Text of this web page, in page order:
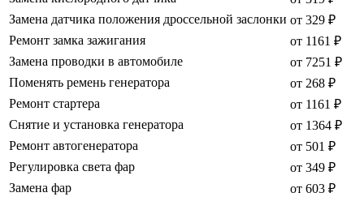
Замена датчика положения дроссельной заслонки от 329 ₽
Ремонт замка зажигания
от 1161 ₽
Замена проводки в автомобиле
от 7251 ₽
Поменять ремень генератора
от 268 ₽
Ремонт стартера
от 1161 ₽
Снятие и установка генератора
от 1364 ₽
Ремонт автогенератора
от 501 ₽
Регулировка света фар
от 349 ₽
Замена фар
от 603 ₽